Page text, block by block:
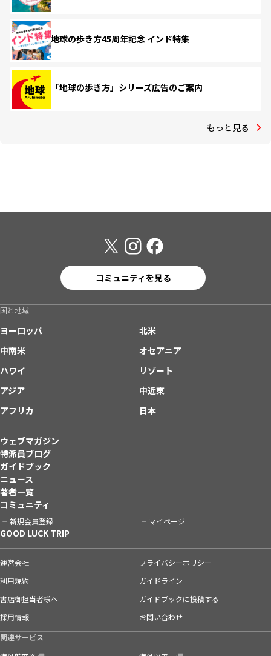
地球の歩き方45周年記念 インド特集
「地球の歩き方」シリーズ広告のご案内
もっと見る
コミュニティを見る
国と地域
ヨーロッパ
北米
中南米
オセアニア
ハワイ
リゾート
アジア
中近東
アフリカ
日本
ウェブマガジン
特派員ブログ
ガイドブック
ニュース
著者一覧
コミュニティ
新規会員登録 マイページ
GOOD LUCK TRIP
運営会社
プライバシーポリシー
利用規約
ガイドライン
書店御担当者様へ
ガイドブックに投稿する
採用情報
お問い合わせ
関連サービス